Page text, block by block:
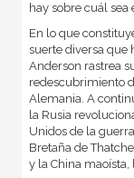
hay sobre cuál
En lo que
suerte diversa que
Anderson rastrea
redescubrimiento
Alemania. A
la Rusia
Unidos de la
Bretaña de
y la China